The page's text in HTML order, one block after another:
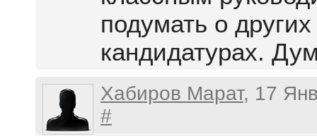
подумать о других
кандидатурах.
Хабиров Марат, 17
#